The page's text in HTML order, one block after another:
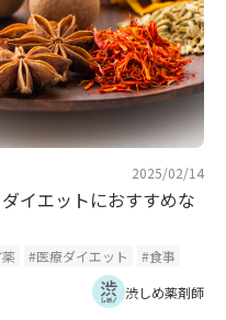
2025/02/14
イエットにおすすめな
#医療ダイエット
#食事
渋しめ薬剤師